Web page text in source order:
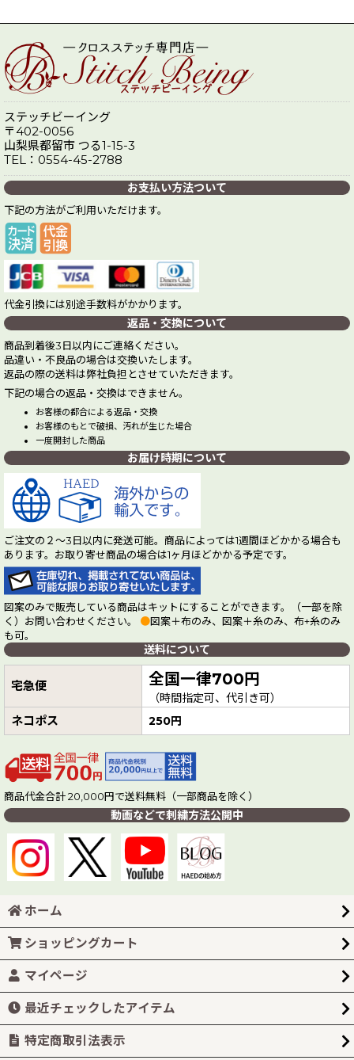
ステッチビーイング
〒402-0056
山梨県都留市 つる1-15-3
TEL：0554-45-2788
お支払い方法ついて
下記の方法がご利用いただけます。
代金引換には別途手数料がかかります。
返品・交換について
商品到着後3日以内にご連絡ください。
品違い・不良品の場合は交換いたします。
返品の際の送料は弊社負担とさせていただきます。
下記の場合の返品・交換はできません。
お客様の都合による返品・交換
お客様のもとで破損、汚れが生じた場合
一度開封した商品
お届け時期について
ご注文の２～3日以内に発送可能。商品によっては1週間ほどかかる場合も
あります。お取り寄せ商品の場合は1ヶ月ほどかかる予定です。
図案のみで販売している商品はキットにすることができます。（一部を除
く）お問い合わせください。 ●図案＋布のみ、図案＋糸のみ、布+糸のみ
も可。
送料について
宅急便 全国一律700円
（時間指定可、代引き可）
ネコポス 250円
商品代金合計 20,000円で送料無料（一部商品を除く）
動画などで刺繍方法公開中
ホーム
ショッピングカート
マイページ
最近チェックしたアイテム
特定商取引法表示